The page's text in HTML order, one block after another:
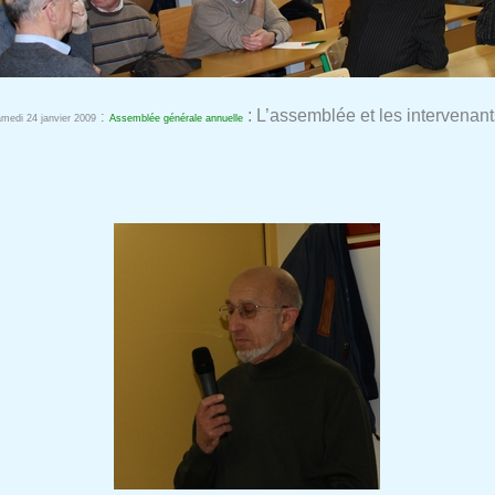
24 janvier 2009: Assemblée générale annuelle: L’assemblée et les